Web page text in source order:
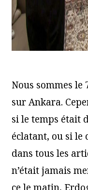
Nous sommes
sur Ankara.
si le temps était
éclatant, ou si le
dans tous les
n’était jamais